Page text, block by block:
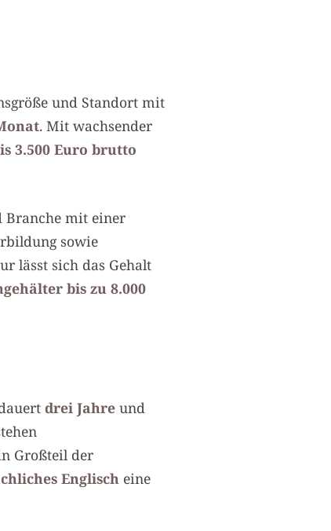
und Standort mit
. Mit wachsender
3.500 Euro brutto
Branche mit einer
sowie
lässt sich das Gehalt
bis zu 8.000
drei Jahre und
Großteil der
Englisch eine